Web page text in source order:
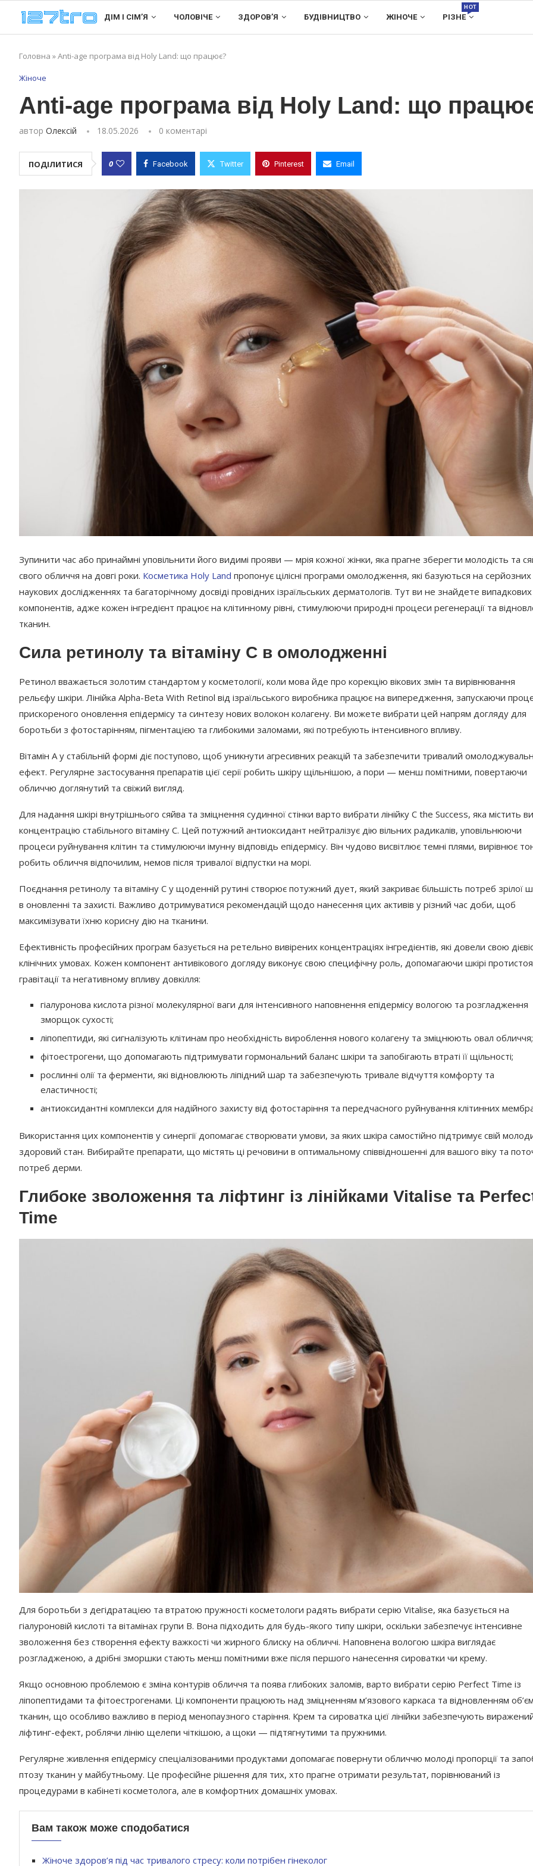
ДІМ І СІМʼЯ ЧОЛОВІЧЕ ЗДОРОВ’Я БУДІВНИЦТВО ЖІНОЧЕ РІЗНЕ
HOT
Головна »Anti-age програма від Holy Land: що працює?
Жіноче
Anti-age програма від Holy Land: що
автор Олексій 18.05.2026 0 коментарі
ПОДІЛИТИСЯ 0 Facebook Twitter Pinterest Email
Зупинити час або принаймні уповільнити його видимі прояви — мрія кожної жінки, яка прагне зберегти молодість та
свого обличчя на довгі роки. Косметика Holy Land пропонує цілісні програми омолодження, які базуються на серйозних
наукових дослідженнях та багаторічному досвіді провідних ізраїльських дерматологів. Тут ви не знайдете випадкових
компонентів, адже кожен інгредієнт працює на клітинному рівні, стимулюючи природні процеси регенерації та
тканин.
Сила ретинолу та вітаміну С в омолодженні
Ретинол вважається золотим стандартом у косметології, коли мова йде про корекцію вікових змін та вирівнювання
рельєфу шкіри. Лінійка Alpha-Beta With Retinol від ізраїльського виробника працює на випередження, запускаючи
прискореного оновлення епідермісу та синтезу нових волокон колагену. Ви можете вибрати цей напрям догляду для
боротьби з фотостарінням, пігментацією та глибокими заломами, які потребують інтенсивного впливу.
Вітамін А у стабільній формі діє поступово, щоб уникнути агресивних реакцій та забезпечити тривалий
ефект. Регулярне застосування препаратів цієї серії робить шкіру щільнішою, а пори — менш помітними, повертаючи
обличчю доглянутий та свіжий вигляд.
Для надання шкірі внутрішнього сяйва та зміцнення судинної стінки варто вибрати лінійку C the Success, яка містить
концентрацію стабільного вітаміну С. Цей потужний антиоксидант нейтралізує дію вільних радикалів, уповільнюючи
процеси руйнування клітин та стимулюючи імунну відповідь епідермісу. Він чудово висвітлює темні плями, вирівнює
робить обличчя відпочилим, немов після тривалої відпустки на морі.
Поєднання ретинолу та вітаміну С у щоденній рутині створює потужний дует, який закриває більшість потреб зрілої
в оновленні та захисті. Важливо дотримуватися рекомендацій щодо нанесення цих активів у різний час доби, щоб
максимізувати їхню корисну дію на тканини.
Ефективність професійних програм базується на ретельно вивірених концентраціях інгредієнтів, які довели свою
клінічних умовах. Кожен компонент антивікового догляду виконує свою специфічну роль, допомагаючи шкірі
гравітації та негативному впливу довкілля:
гіалуронова кислота різної молекулярної ваги для інтенсивного наповнення епідермісу вологою та розгладження
зморщок сухості;
ліпопептиди, які сигналізують клітинам про необхідність вироблення нового колагену та зміцнюють овал обличчя;
фітоестрогени, що допомагають підтримувати гормональний баланс шкіри та запобігають втраті її щільності;
рослинні олії та ферменти, які відновлюють ліпідний шар та забезпечують тривале відчуття комфорту та
еластичності;
антиоксидантні комплекси для надійного захисту від фотостаріння та передчасного руйнування клітинних
Використання цих компонентів у синергії допомагає створювати умови, за яких шкіра самостійно підтримує свій
здоровий стан. Вибирайте препарати, що містять ці речовини в оптимальному співвідношенні для вашого віку та
потреб дерми.
Глибоке зволоження та ліфтинг із лінійками Vitalise та
Time
Для боротьби з дегідратацією та втратою пружності косметологи радять вибрати серію Vitalise, яка базується на
гіалуроновій кислоті та вітамінах групи В. Вона підходить для будь-якого типу шкіри, оскільки забезпечує інтенсивне
зволоження без створення ефекту важкості чи жирного блиску на обличчі. Наповнена вологою шкіра виглядає
розгладженою, а дрібні зморшки стають менш помітними вже після першого нанесення сироватки чи крему.
Якщо основною проблемою є зміна контурів обличчя та поява глибоких заломів, варто вибрати серію Perfect Time із
ліпопептидами та фітоестрогенами. Ці компоненти працюють над зміцненням м’язового каркаса та відновленням
тканин, що особливо важливо в період менопаузного старіння. Крем та сироватка цієї лінійки забезпечують
ліфтинг-ефект, роблячи лінію щелепи чіткішою, а щоки — підтягнутими та пружними.
Регулярне живлення епідермісу спеціалізованими продуктами допомагає повернути обличчю молоді пропорції та
птозу тканин у майбутньому. Це професійне рішення для тих, хто прагне отримати результат, порівнюваний із
процедурами в кабінеті косметолога, але в комфортних домашніх умовах.
Вам також може сподобатися
Жіноче здоров’я під час тривалого стресу: коли потрібен гінеколог
військовий квиток
18.11.2025